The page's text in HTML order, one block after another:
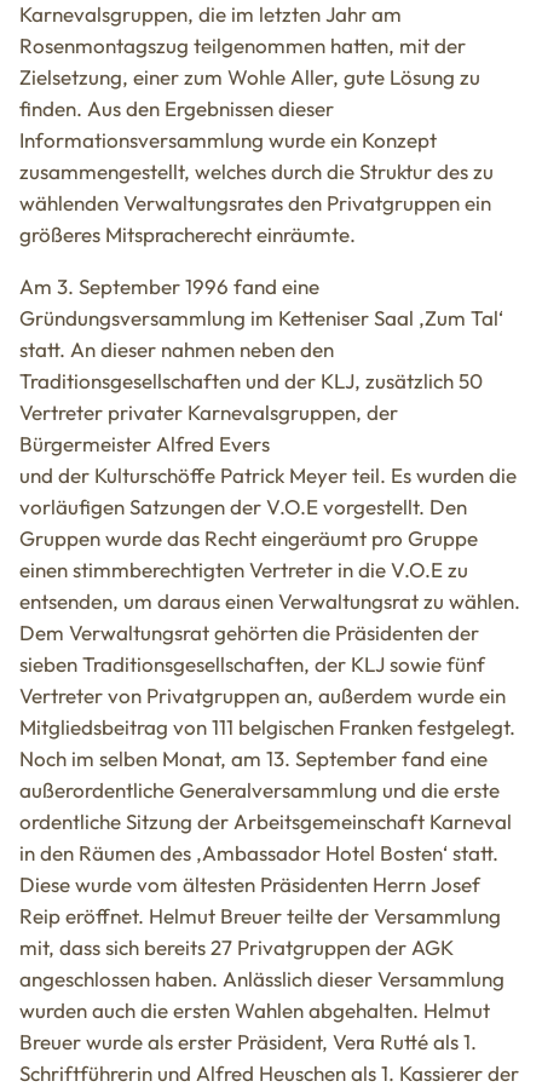
Karnevalsgruppen, die im letzten Jahr am
Rosenmontagszug teilgenommen hatten, mit der
Zielsetzung, einer zum Wohle Aller, gute Lösung zu
finden. Aus den Ergebnissen dieser
Informationsversammlung wurde ein Konzept
zusammengestellt, welches durch die Struktur des zu
wählenden Verwaltungsrates den Privatgruppen ein
größeres Mitspracherecht einräumte.
Am 3. September 1996 fand eine
Gründungsversammlung im Ketteniser Saal ‚Zum Tal‘
statt. An dieser nahmen neben den
Traditionsgesellschaften und der KLJ, zusätzlich 50
Vertreter privater Karnevalsgruppen, der
Bürgermeister Alfred Evers
und der Kulturschöffe Patrick Meyer teil. Es wurden die
vorläufigen Satzungen der V.O.E vorgestellt. Den
Gruppen wurde das Recht eingeräumt pro Gruppe
einen stimmberechtigten Vertreter in die V.O.E zu
entsenden, um daraus einen Verwaltungsrat zu wählen.
Dem Verwaltungsrat gehörten die Präsidenten der
sieben Traditionsgesellschaften, der KLJ sowie fünf
Vertreter von Privatgruppen an, außerdem wurde ein
Mitgliedsbeitrag von 111 belgischen Franken festgelegt.
Noch im selben Monat, am 13. September fand eine
außerordentliche Generalversammlung und die erste
ordentliche Sitzung der Arbeitsgemeinschaft Karneval
in den Räumen des ‚Ambassador Hotel Bosten‘ statt.
Diese wurde vom ältesten Präsidenten Herrn Josef
Reip eröffnet. Helmut Breuer teilte der Versammlung
mit, dass sich bereits 27 Privatgruppen der AGK
angeschlossen haben. Anlässlich dieser Versammlung
wurden auch die ersten Wahlen abgehalten. Helmut
Breuer wurde als erster Präsident, Vera Rutté als 1.
Schriftführerin und Alfred Heuschen als 1. Kassierer der